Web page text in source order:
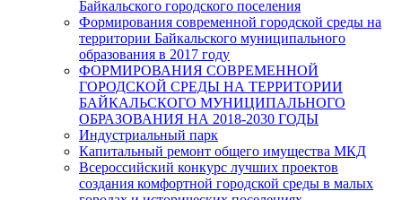
Байкальского городского поселения
Формирования современной городской среды на
территории Байкальского муниципального
образования в 2017 году
ФОРМИРОВАНИЯ СОВРЕМЕННОЙ
ГОРОДСКОЙ СРЕДЫ НА ТЕРРИТОРИИ
БАЙКАЛЬСКОГО МУНИЦИПАЛЬНОГО
ОБРАЗОВАНИЯ НА 2018-2030 ГОДЫ
Индустриальный парк
Капитальный ремонт общего имущества МКД
Всероссийский конкурс лучших проектов
создания комфортной городской среды в малых